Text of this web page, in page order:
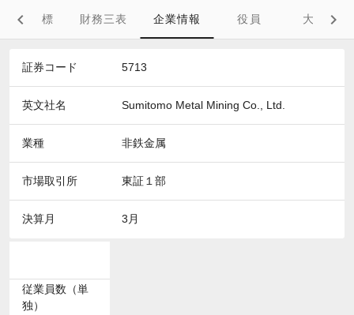
財務指標 財務三表 企業情報 役員 大株主
証券コード 5713
英文社名 Sumitomo Metal Mining Co., Ltd.
業種 非鉄金属
市場取引所 東証１部
決算月 3月
従業員数（単
独）